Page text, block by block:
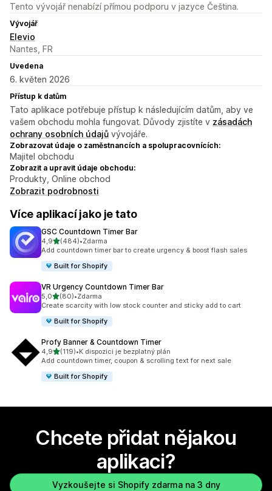
Tento vývojář nenabízí přímou podporu v jazyce Čeština.
Vývojář
Elevio
Nantes, FR
Uvedena
6. květen 2026
Přístup k datům
Tato aplikace potřebuje přístup k následujícím datům, aby ve
vašem obchodu mohla fungovat. Důvody zjistíte v zásadách
ochrany osobních údajů vývojáře.
Zobrazovat údaje o zaměstnancích a spolupracovnících:
Majitel obchodu
Zobrazit a upravit údaje obchodu:
Produkty, Online obchod
Zobrazit podrobnosti
Více aplikací jako je tato
GSC Countdown Timer Bar
4,9z 5 hvězd
(484)
Celkový počet recenzí: 484
•Zdarma
Add countdown timer bar to create urgency & boost flash sales
Built for Shopify
VR Urgency Countdown Timer Bar
5,0z 5 hvězd
(80)
Celkový počet recenzí: 80
•Zdarma
Create scarcity with low stock counter and sticky add to cart
Built for Shopify
Profy Banner & Countdown Timer
4,9z 5 hvězd
(119)
Celkový počet recenzí: 119
•K dispozici je bezplatný plán
Add countdown timer, coupon & scrolling text for next sale
Built for Shopify
Chcete přidat nějakou
aplikaci?
Vyzkoušejte si Shopify zdarma na 3 dny